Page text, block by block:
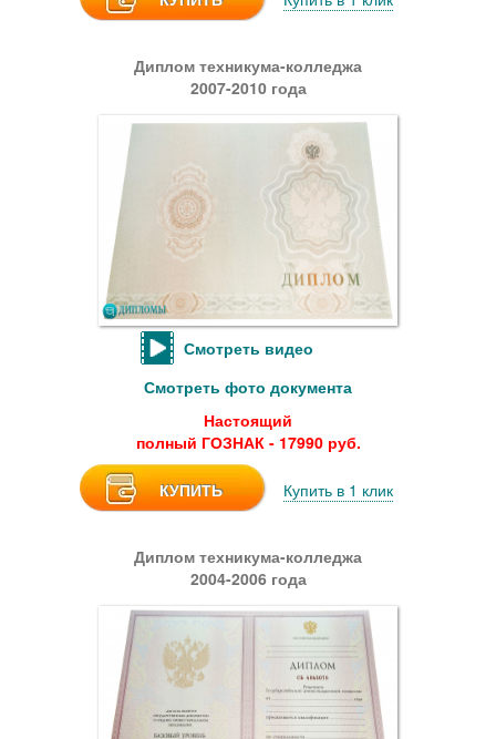
Диплом техникума-колледжа
2007-2010 года
Смотреть видео
Смотреть фото документа
Настоящий
полный ГОЗНАК - 17990 руб.
КУПИТЬ Купить в 1 клик
Диплом техникума-колледжа
2004-2006 года